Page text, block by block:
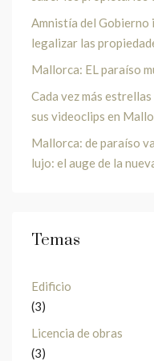
Amnistía del Gobierno
legalizar las
Mallorca: EL paraíso
Cada vez más
sus videoclips en
Mallorca: de paraíso
lujo: el auge de la
Temas
Edificio
(3)
Licencia de obras
(3)